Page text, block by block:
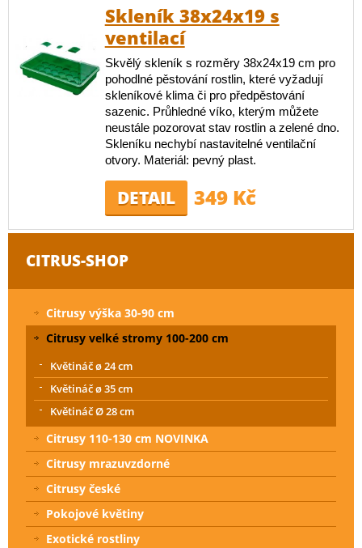
Skleník 38x24x19 s
ventilací
Skvělý skleník s rozměry 38x24x19 cm pro
pohodlné pěstování rostlin, které vyžadují
skleníkové klima či pro předpěstování
sazenic. Průhledné víko, kterým můžete
neustále pozorovat stav rostlin a zelené dno.
Skleníku nechybí nastavitelné ventilační
otvory. Materiál: pevný plast.
DETAIL 349 Kč
CITRUS-SHOP
Citrusy výška 30-90 cm
Citrusy velké stromy 100-200 cm
Květináč ø 24 cm
Květináč ø 35 cm
Květináč Ø 28 cm
Citrusy 110-130 cm NOVINKA
Citrusy mrazuvzdorné
Citrusy české
Pokojové květiny
Exotické rostliny